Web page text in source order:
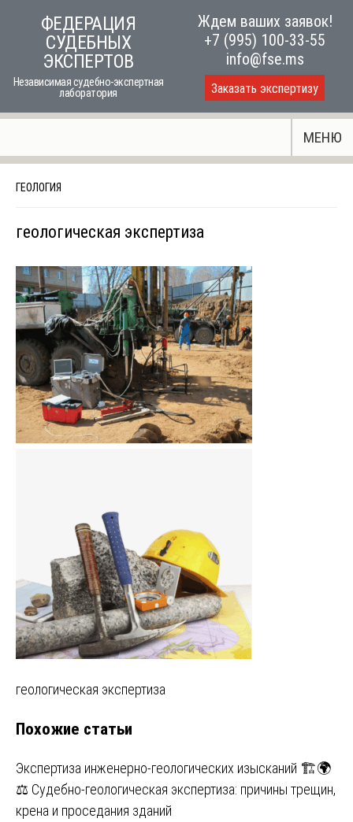
ФЕДЕРАЦИЯ
СУДЕБНЫХ
ЭКСПЕРТОВ
Независимая судебно-экспертная
лаборатория
Ждем ваших заявок!
+7 (995) 100-33-55
info@fse.ms
Заказать экспертизу
МЕНЮ
ГЕОЛОГИЯ
геологическая экспертиза
Навигация
по
записям
геологическая экспертиза
Похожие статьи
Экспертиза инженерно-геологических изысканий 🏗️🌍
⚖ Судебно-геологическая экспертиза: причины трещин,
крена и проседания зданий